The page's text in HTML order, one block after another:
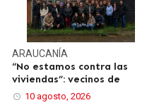
ARAUCANÍA
“No estamos contra las
viviendas”: vecinos de
10 agosto, 2026